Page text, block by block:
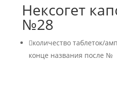
Нексогет
№28
количество таблеток/
конце названия после №